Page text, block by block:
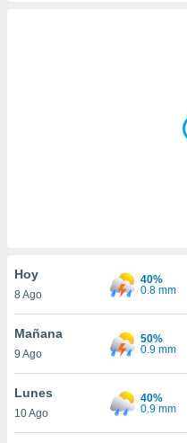
nuestra
y
de
Hoy
8 Ago
40%
0.8 mm
Mañana
9 Ago
50%
0.9 mm
Lunes
10 Ago
40%
0.9 mm